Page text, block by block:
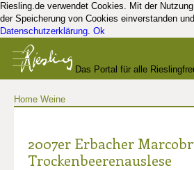
Riesling.de verwendet Cookies. Mit der
der Speicherung von Cookies einverstanden
Datenschutzerklärung. Ok
Das Portal für alle
Home Weine
2007er Erbacher
Trockenbeerenauslese